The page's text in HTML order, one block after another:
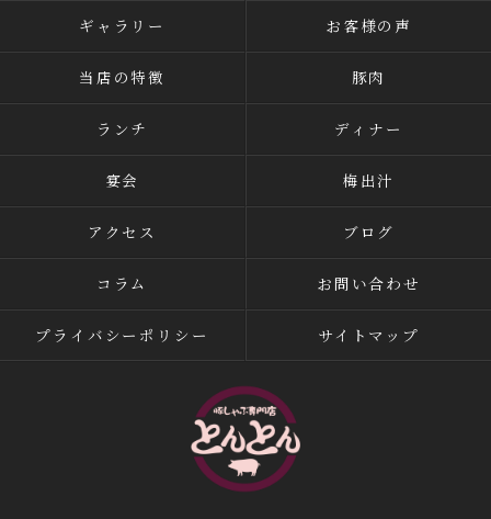
ギャラリー お客様の声
当店の特徴 豚肉
ランチ ディナー
宴会 梅出汁
アクセス ブログ
コラム お問い合わせ
プライバシーポリシー サイトマップ